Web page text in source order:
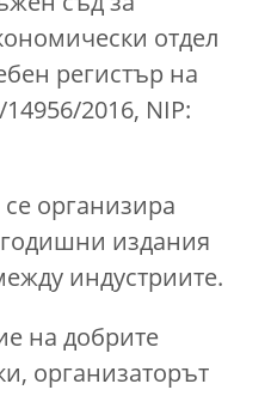
отдел
регистър на
2016, NIP:
организира
издания
индустриите.
на добрите
организаторът